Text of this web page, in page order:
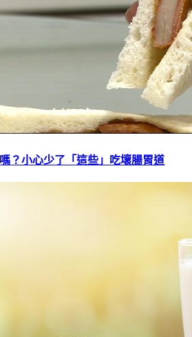
？小心少了「這些」吃壞腸胃道